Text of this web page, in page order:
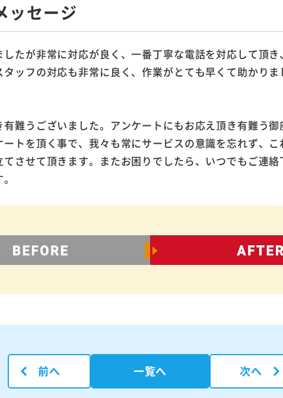
ッセージ
たが非常に対応が良く、一番丁寧な電話を対応して頂き
ッフの対応も非常に良く、作業がとても早くて助かりま
難うございました。アンケートにもお応え頂き有難う御
トを頂く事で、我々も常にサービスの意識を忘れず、こ
させて頂きます。またお困りでしたら、いつでもご連絡
前へ 一覧へ 次へ